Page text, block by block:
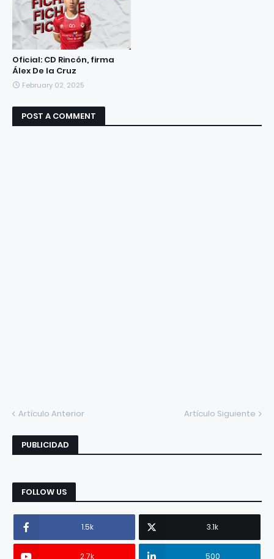
Oficial: CD Rincón, firma
Álex De la Cruz
February 02, 2025
POST A COMMENT
Artículo Anterior Artículo Siguiente
PUBLICIDAD
FOLLOW US
1.5k 3.1k
2.7k 500